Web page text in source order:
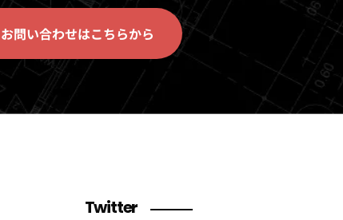
お問い合わせはこちらから
Twitter